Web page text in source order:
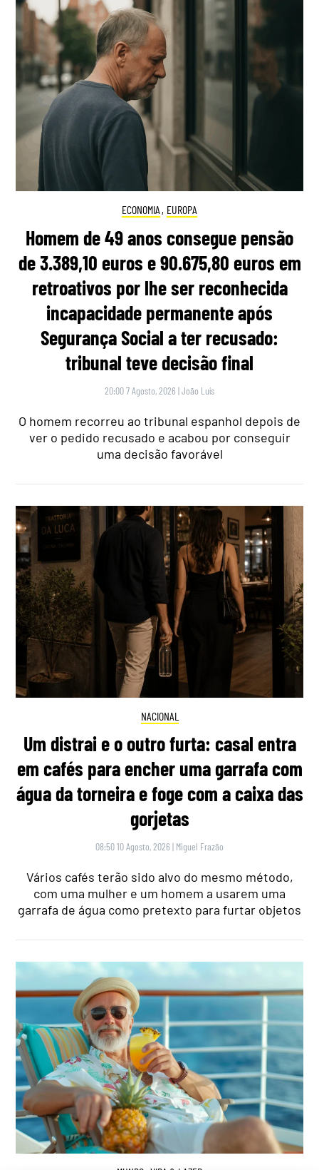
ECONOMIA , EUROPA
Homem de 49 anos consegue pensão
de 3.389,10 euros e 90.675,80 euros em
retroativos por lhe ser reconhecida
incapacidade permanente após
Segurança Social a ter recusado:
tribunal teve decisão final
20:00 7 Agosto, 2026 |João Luís
O homem recorreu ao tribunal espanhol depois de
ver o pedido recusado e acabou por conseguir
uma decisão favorável
NACIONAL
Um distrai e o outro furta: casal entra
em cafés para encher uma garrafa com
água da torneira e foge com a caixa das
gorjetas
08:50 10 Agosto, 2026 | Miguel Frazão
Vários cafés terão sido alvo do mesmo método,
com uma mulher e um homem a usarem uma
garrafa de água como pretexto para furtar objetos